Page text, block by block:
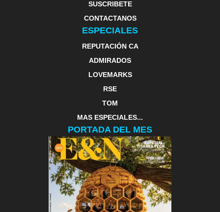
SUSCRIBETE
CONTACTANOS
ESPECIALES
REPUTACIÓN CA
ADMIRADOS
LOVEMARKS
RSE
TOM
MAS ESPECIALES...
PORTADA DEL MES